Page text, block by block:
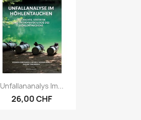
Aperçu rapide
Unfallananalys Im...
26,00 CHF